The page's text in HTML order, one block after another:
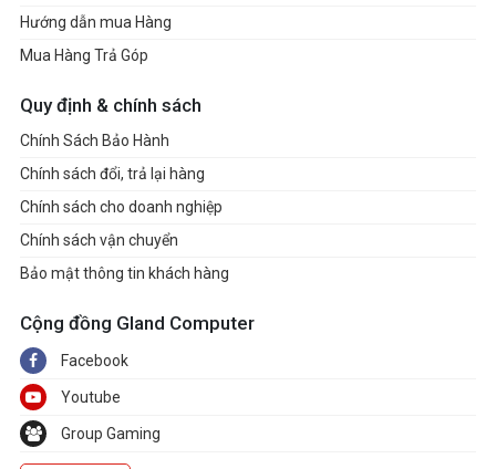
Hướng dẫn mua Hàng
Mua Hàng Trả Góp
Quy định & chính sách
Chính Sách Bảo Hành
Chính sách đổi, trả lại hàng
Chính sách cho doanh nghiệp
Chính sách vận chuyển
Bảo mật thông tin khách hàng
Cộng đồng Gland Computer
Facebook
Youtube
Group Gaming